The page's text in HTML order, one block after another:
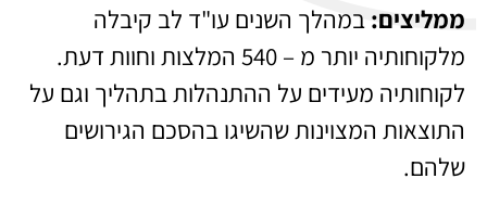
ממליצים: במהלך השנים עו"ד לב קיבלה
מלקוחותיה יותר מ – 540 המלצות וחוות דעת.
לקוחותיה מעידים על ההתנהלות בתהליך וגם על
התוצאות המצוינות שהשיגו בהסכם הגירושים
שלהם.